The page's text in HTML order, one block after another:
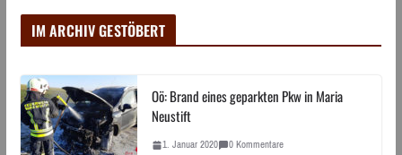
IM ARCHIV GESTÖBERT
Oö: Brand eines geparkten Pkw in Maria
Neustift
1. Januar 2020 0 Kommentare